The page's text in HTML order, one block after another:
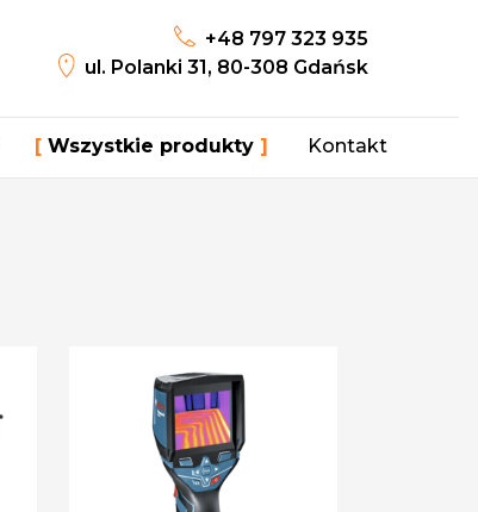
+48 797 323 935
ul. Polanki 31, 80-308 Gdańsk
Wszystkie produkty Kontakt